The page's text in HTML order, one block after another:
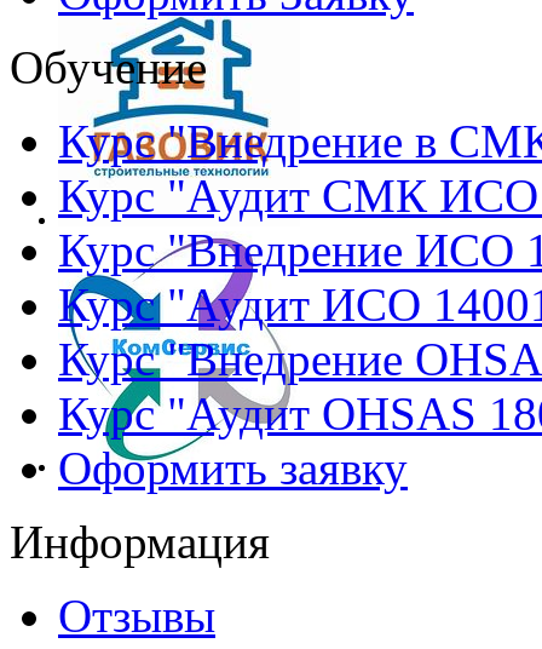
Обучение
Курс "Внедрение в
Курс "Аудит СМК ИСО
Курс "Внедрение ИСО
Курс "Аудит ИСО
Курс "Внедрение
Курс "Аудит OHSAS
Оформить заявку
Информация
Отзывы